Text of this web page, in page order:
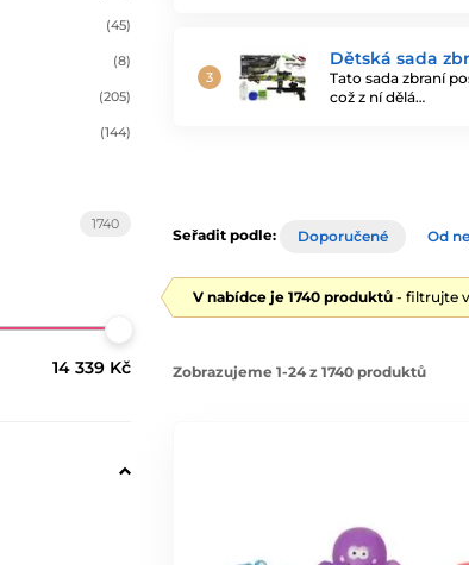
Dětská sada
Tato sada zbraní
což z ní dělá…
(45)
(8)
(205)
(144)
1740
14 339 Kč
Seřadit podle: Doporučené Od
V nabídce je 1740 produktů - filtrujte
Zobrazujeme 1-24 z 1740 produktů